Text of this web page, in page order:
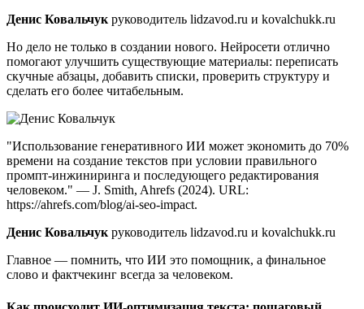
Денис Ковальчук руководитель lidzavod.ru и kovalchukk.ru
Но дело не только в создании нового. Нейросети отлично
помогают улучшить существующие материалы: переписать
скучные абзацы, добавить списки, проверить структуру и
сделать его более читабельным.
"Использование генеративного ИИ может экономить до 70%
времени на создание текстов при условии правильного
промпт-инжиниринга и последующего редактирования
человеком." — J. Smith, Ahrefs (2024). URL:
https://ahrefs.com/blog/ai-seo-impact.
Денис Ковальчук руководитель lidzavod.ru и kovalchukk.ru
Главное — помнить, что ИИ это помощник, а финальное
слово и фактчекинг всегда за человеком.